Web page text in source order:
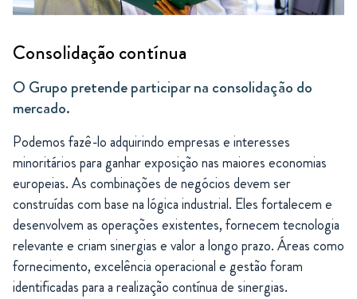
Consolidação contínua
O Grupo pretende participar na consolidação do
mercado.
Podemos fazê-lo adquirindo empresas e interesses
minoritários para ganhar exposição nas maiores economias
europeias. As combinações de negócios devem ser
construídas com base na lógica industrial. Eles fortalecem e
desenvolvem as operações existentes, fornecem tecnologia
relevante e criam sinergias e valor a longo prazo. Áreas como
fornecimento, excelência operacional e gestão foram
identificadas para a realização contínua de sinergias.